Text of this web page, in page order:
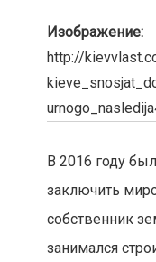
Изображение:
http://
В 2016 году
заключить
собственник
занимался